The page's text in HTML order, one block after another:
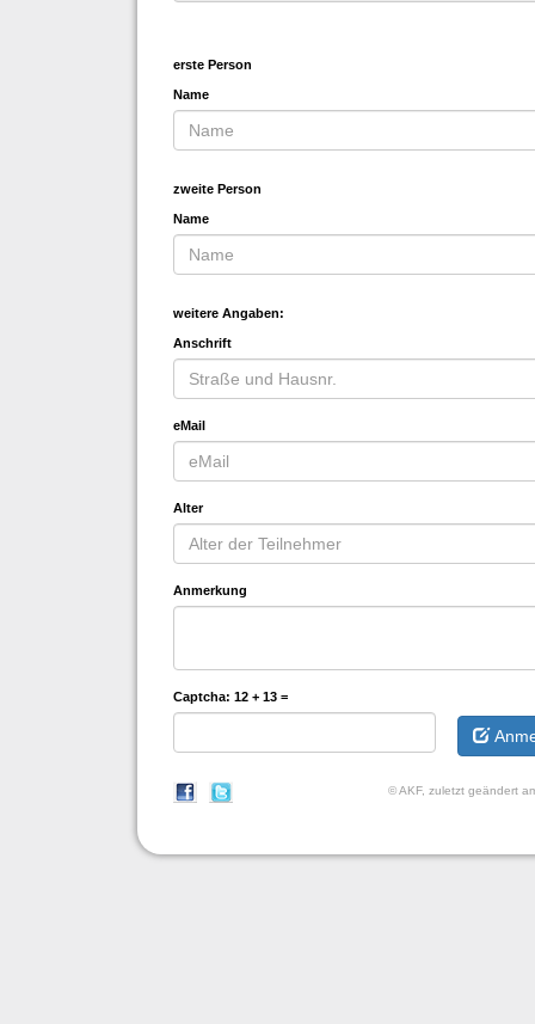
erste Person
Name
zweite Person
Name
weitere Angaben:
Anschrift
eMail
Alter
Anmerkung
Captcha: 12 + 13 =
© AKF, zuletzt geändert